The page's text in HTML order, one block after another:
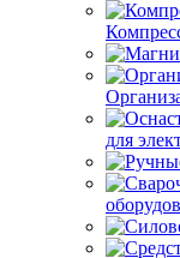
для